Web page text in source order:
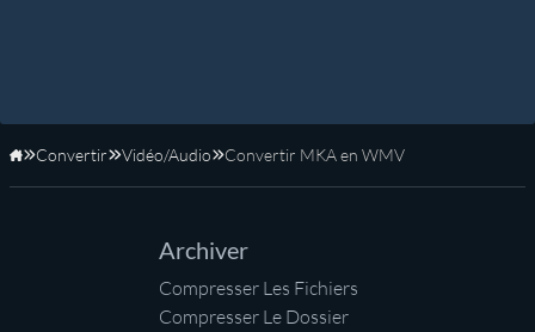
Accueil
Convertir Vidéo/Audio Convertir MKA en WMV
Archiver
Compresser Les Fichiers
Compresser Le Dossier